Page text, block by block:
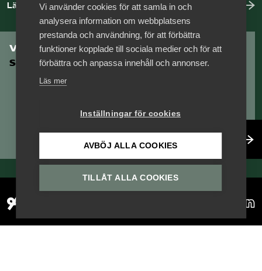
Logga in på Arbetsgivarguiden
Sök på serviceforetagen.se
Beställ trycksaker
Läs mer om oss
Vill du vara en del av
Serviceföretagen?
Bli medlem
Vi använder cookies för att samla in och
analysera information om webbplatsens
prestanda och användning, för att förbättra
funktioner kopplade till sociala medier och för att
förbättra och anpassa innehåll och annonser.
Läs mer
Inställningar för cookies
AVBÖJ ALLA COOKIES
TILLÅT ALLA COOKIES